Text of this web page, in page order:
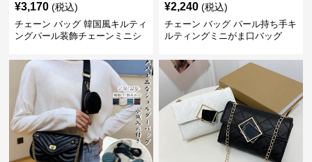
¥3,170 (税込)
チェーン バッグ 韓国風キルティ
ングパール装飾チェーンミニシ
¥2,240 (税込)
チェーン バッグ パール持ち手キ
ルティングミニがま口バッグ